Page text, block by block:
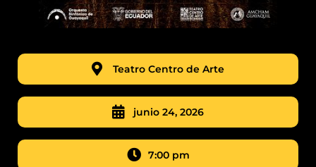
Teatro Centro de Arte
junio 24, 2026
7:00 pm